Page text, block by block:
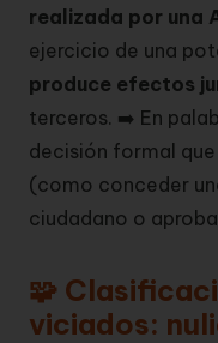
realizada por una
ejercicio de una
produce efectos
terceros. ➡️ En
decisión formal
(como conceder
ciudadano o
🧩
viciados: